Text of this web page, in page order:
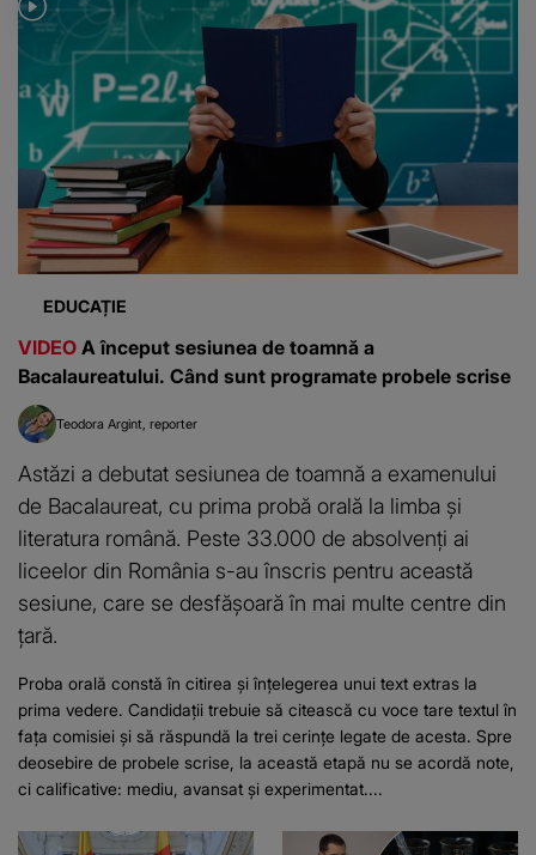
EDUCAȚIE
VIDEO A început sesiunea de toamnă a
Bacalaureatului. Când sunt programate probele scrise
Teodora Argint reporter
Astăzi a debutat sesiunea de toamnă a examenului
de Bacalaureat, cu prima probă orală la limba și
literatura română. Peste 33.000 de absolvenți ai
liceelor din România s-au înscris pentru această
sesiune, care se desfășoară în mai multe centre din
țară.
Proba orală constă în citirea și înțelegerea unui text extras la
prima vedere. Candidații trebuie să citească cu voce tare textul în
fața comisiei și să răspundă la trei cerințe legate de acesta. Spre
deosebire de probele scrise, la această etapă nu se acordă note,
ci calificative: mediu, avansat și experimentat....